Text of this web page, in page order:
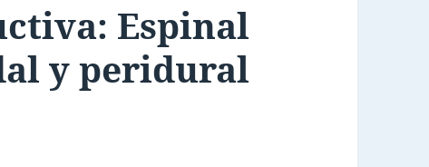
Espinal
y peridural